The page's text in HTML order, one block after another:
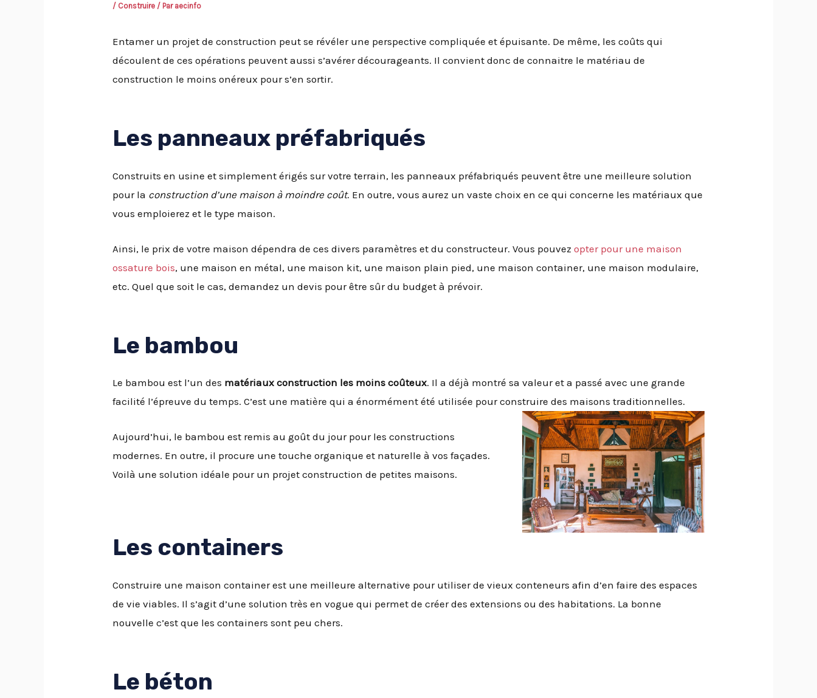
/ Construire / Par aecinfo
Entamer un projet de construction peut se révéler une perspective compliquée et épuisante. De même, les coûts qui
découlent de ces opérations peuvent aussi s’avérer décourageants. Il convient donc de connaitre le matériau de
construction le moins onéreux pour s’en sortir.
Les panneaux préfabriqués
Construits en usine et simplement érigés sur votre terrain, les panneaux préfabriqués peuvent être une meilleure solution
pour la construction d’une maison à moindre coût. En outre, vous aurez un vaste choix en ce qui concerne les matériaux que
vous emploierez et le type maison.
Ainsi, le prix de votre maison dépendra de ces divers paramètres et du constructeur. Vous pouvezopter pour une maison
ossature bois, une maison en métal, une maison kit, une maison plain pied, une maison container, une maison modulaire,
etc. Quel que soit le cas, demandez un devis pour être sûr du budget à prévoir.
Le bambou
Le bambou est l’un des matériaux construction les moins coûteux. Il a déjà montré sa valeur et a passé avec une grande
facilité l’épreuve du temps. C’est une matière qui a énormément été utilisée pour construire des maisons traditionnelles.
Aujourd’hui, le bambou est remis au goût du jour pour les constructions
modernes. En outre, il procure une touche organique et naturelle à vos façades.
Voilà une solution idéale pour un projet construction de petites maisons.
Les containers
Construire une maison container est une meilleure alternative pour utiliser de vieux conteneurs afin d’en faire des espaces
de vie viables. Il s’agit d’une solution très en vogue qui permet de créer des extensions ou des habitations. La bonne
nouvelle c’est que les containers sont peu chers.
Le béton